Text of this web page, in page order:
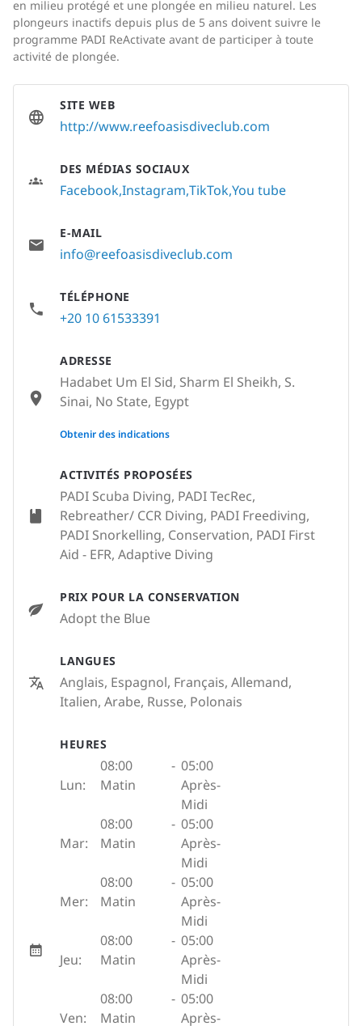
en milieu protégé et une plongée en milieu naturel. Les
plongeurs inactifs depuis plus de 5 ans doivent suivre le
programme PADI ReActivate avant de participer à toute
activité de plongée.
ACTIVITÉS PROPOSÉES
PADI Scuba Diving, PADI TecRec,
Rebreather/ CCR Diving, PADI Freediving,
PADI Snorkelling, Conservation, PADI First
Aid - EFR, Adaptive Diving
PRIX POUR LA CONSERVATION
Adopt the Blue
LANGUES
Anglais, Espagnol, Français, Allemand,
Italien, Arabe, Russe, Polonais
HEURES
Lun:
08:00
Matin
- 05:00
Après-
Midi
Mar:
08:00
Matin
- 05:00
Après-
Midi
Mer:
08:00
Matin
- 05:00
Après-
Midi
Jeu:
08:00
Matin
- 05:00
Après-
Midi
Ven:
08:00
Matin
- 05:00
Après-
SITE WEB
http://www.reefoasisdiveclub.com
DES MÉDIAS SOCIAUX
FacebookInstagram TikTokYou tube
E-MAIL
info@reefoasisdiveclub.com
TÉLÉPHONE
+20 10 61533391
ADRESSE
Hadabet Um El Sid, Sharm El Sheikh, S.
Sinai, No State, Egypt
None
Obtenir des indications